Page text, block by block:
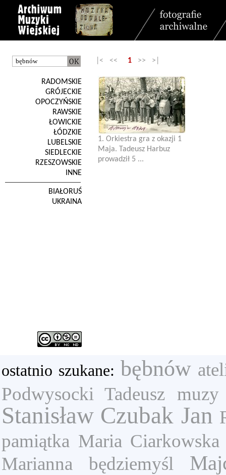
RADOMSKIE
GRÓJECKIE
OPOCZYŃSKIE
RAWSKIE
ŁOWICKIE
ŁÓDZKIE
LUBELSKIE
SIEDLECKIE
RZESZOWSKIE
INNE
BIAŁORUŚ
UKRAINA
|< << 1 >> >|
1. Orkiestra gra z okazji 1
Maja. Tadeusz Harbuz
prowadził 5 ...
ostatnio szukane: bębnów
Podwysocki Tadeusz
muzy
Stanisław Czubak Jan
pamiątka Maria Ciarkowska
Marianna
będziemyśl